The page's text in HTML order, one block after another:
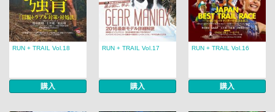
RUN + TRAIL Vol.18
購入
RUN + TRAIL Vol.17
購入
RUN + TRAIL Vol.16
購入